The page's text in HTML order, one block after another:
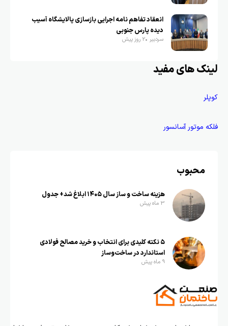
انعقاد تفاهم نامه اجرایی بازسازی پالایشگاه آسیب
دیده پارس جنوبی
سردبیر 2 روز پیش
لینک های مفید
کوپلر
فلکه موتور آسانسور
محبوب
هزینه ساخت و ساز سال ۱۴۰۵ ابلاغ شد+ جدول
3 ماه پیش
۵ نکته کلیدی برای انتخاب و خرید مصالح فولادی
استاندارد در ساخت‌وساز
9 ماه پیش